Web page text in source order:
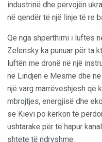
industrinë dhe përvojën
në qendër të një linje të re
Që nga shpërthimi i luftës
Zelensky ka punuar për ta
luftën me dronë në një
në Lindjen e Mesme dhe
një varg marrëveshjesh që
mbrojtjes, energjisë dhe
se Kievi po kërkon të
ushtarake për të hapur
shtete të ndryshme.